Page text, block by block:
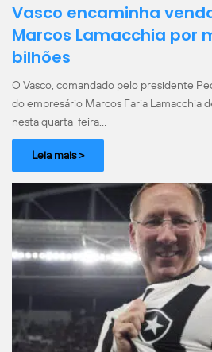
Vasco encaminha
Marcos Lamacchia por
bilhões
O Vasco, comandado pelo presidente
do empresário Marcos Faria Lamacchia
nesta quarta-feira…
Leia mais >